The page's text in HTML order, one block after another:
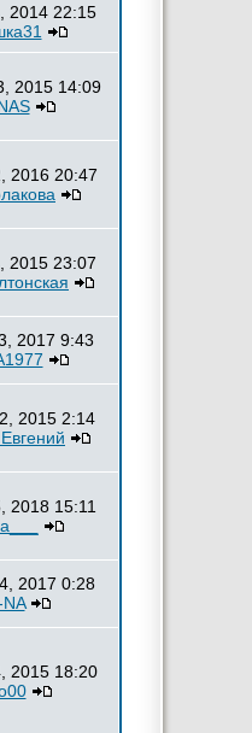
2014 22:15
2015 14:09
2016 20:47
2015 23:07
2017 9:43
2015 2:14
2018 15:11
2017 0:28
2015 18:20